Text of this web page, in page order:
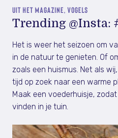
UIT HET MAGAZINE, VOGELS
Trending @Insta:
Het is weer het seizoen om
in de natuur te genieten. Of
zoals een huismus. Net als
tijd op zoek naar een warme
Maak een voederhuisje,
vinden in je tuin.